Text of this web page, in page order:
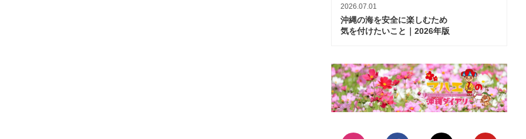
2026.07.01
沖縄の海を安全に楽しむため
気を付けたいこと｜2026年版